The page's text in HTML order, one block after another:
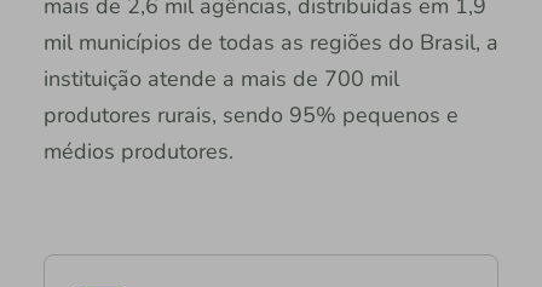
mais de 2,6 mil agências, distribuídas em 1,9
mil municípios de todas as regiões do Brasil, a
instituição atende a mais de 700 mil
produtores rurais, sendo 95% pequenos e
médios produtores.